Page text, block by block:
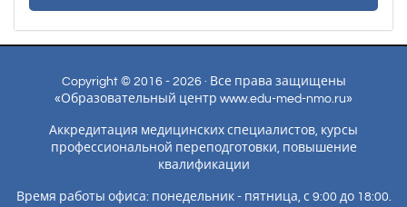
Copyright © 2016 - 2026 · Все права защищены
«Образовательный центр www.edu-med-nmo.ru»
Аккредитация медицинских специалистов, курсы
профессиональной переподготовки, повышение
квалификации
Время работы офиса: понедельник - пятница, с 9:00 до 18:00.